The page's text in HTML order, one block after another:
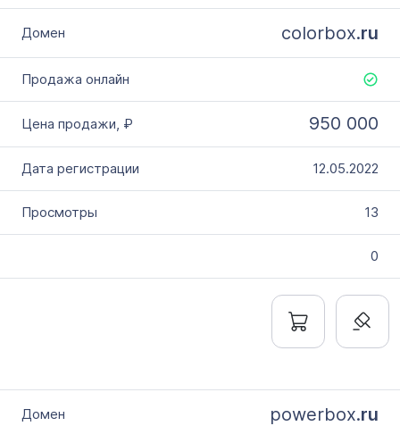
colorbox.ru
950 000
12.05.2022
13
0
powerbox.ru